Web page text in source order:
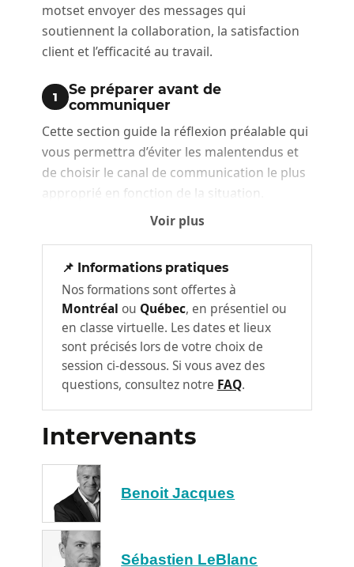
motset envoyer des messages qui
soutiennent la collaboration, la satisfaction
client et l’efficacité au travail.
1
Se préparer avant de
communiquer
Cette section guide la réflexion préalable qui
vous permettra d’éviter les malentendus et
de choisir le canal de communication le plus
approprié en fonction de la situation.
Déterminer l’objectif réel du message
afin d’orienter le bon ton et la bonne
structure
Établir la priorité du message pour
mieux gérer les urgences et les
attentes
la compréhension
Gérer les situations délicates ou
sensibles sans générer de tensions
inutiles
Choisir entre courriel, téléphone,
rencontre virtuelle ou face à face selon
Voir plus
📌 Informations pratiques
Nos formations sont offertes à
Montréal ou Québec, en présentiel ou
en classe virtuelle. Les dates et lieux
sont précisés lors de votre choix de
session ci-dessous. Si vous avez des
questions, consultez notre FAQ.
Intervenants
Benoit Jacques
Sébastien LeBlanc